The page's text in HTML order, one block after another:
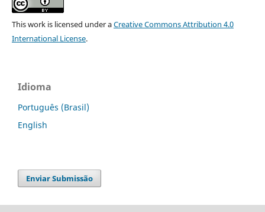
This work is licensed under aCreative Commons Attribution 4.0
International License.
Idioma
Português (Brasil)
English
Enviar Submissão